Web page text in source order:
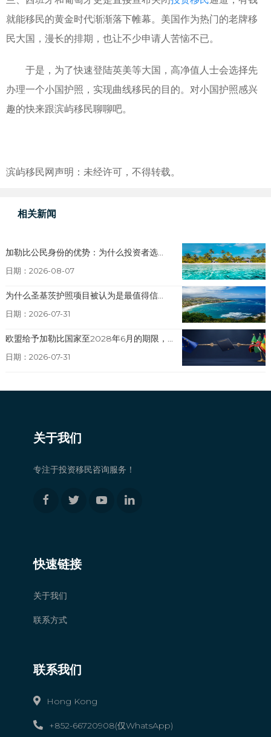
就能移民的黄金时代渐渐落下帷幕。美国作为热门的老牌移
民大国，漫长的排期，也让不少申请人苦恼不已。
于是，为了快速登陆英美等大国，高净值人士会选择先
办理一个小国护照，实现曲线移民的目的。对小国护照感兴
趣的快来跟滨屿移民聊聊吧。
滨屿移民网声明：未经许可，不得转载。
相关新闻
加勒比公民身份的优势：为什么投资者选...
日期：2026-08-07
为什么圣基茨护照项目被认为是最值得信...
日期：2026-07-31
欧盟给予加勒比国家至2028年6月的期限，...
日期：2026-07-31
关于我们
专注于投资移民咨询服务！
快速链接
关于我们
联系方式
联系我们
Hong Kong
+852-66720908(仅WhatsApp)